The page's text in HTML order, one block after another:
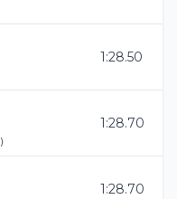
1:28.50
)
1:28.70
1:28.70